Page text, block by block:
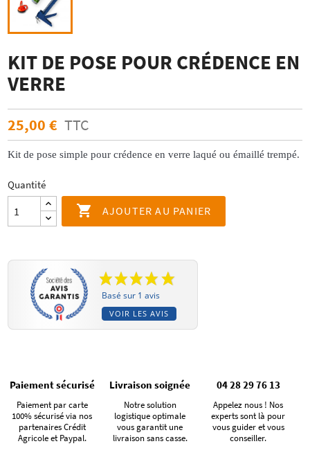
KIT DE POSE POUR CRÉDENCE EN
VERRE
25,00 € TTC
Kit de pose simple pour crédence en verre laqué ou émaillé trempé.
Quantité
 AJOUTER AU PANIER
Basé sur 1 avis
VOIR LES AVIS
Paiement sécurisé
Paiement par carte
100% sécurisé via nos
partenaires Crédit
Agricole et Paypal.
Livraison soignée
Notre solution
logistique optimale
vous garantit une
livraison sans casse.
04 28 29 76 13
Appelez nous ! Nos
experts sont là pour
vous guider et vous
conseiller.